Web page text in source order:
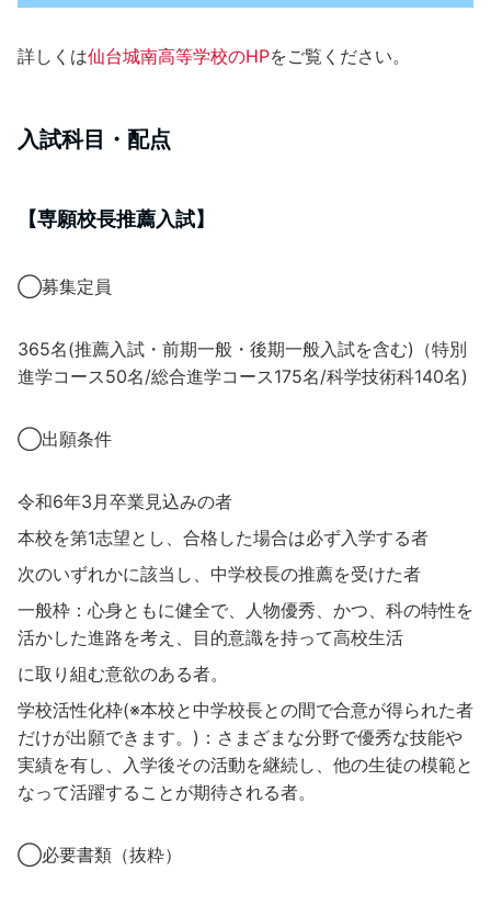
詳しくは仙台城南高等学校のHPをご覧ください。
入試科目・配点
【専願校長推薦入試】
◯募集定員
365名(推薦入試・前期一般・後期一般入試を含む)（特別
進学コース50名/総合進学コース175名/科学技術科140名)
◯出願条件
令和6年3月卒業見込みの者
本校を第1志望とし、合格した場合は必ず入学する者
次のいずれかに該当し、中学校長の推薦を受けた者
一般枠：心身ともに健全で、人物優秀、かつ、科の特性を
活かした進路を考え、目的意識を持って高校生活
に取り組む意欲のある者。
学校活性化枠(※本校と中学校長との間で合意が得られた者
だけが出願できます。)：さまざまな分野で優秀な技能や
実績を有し、入学後その活動を継続し、他の生徒の模範と
なって活躍することが期待される者。
◯必要書類（抜粋）